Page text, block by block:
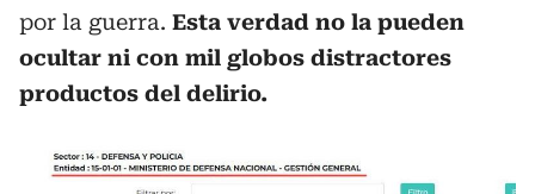
por la guerra. Esta verdad no la pueden
ocultar ni con mil globos distractores
productos del delirio.